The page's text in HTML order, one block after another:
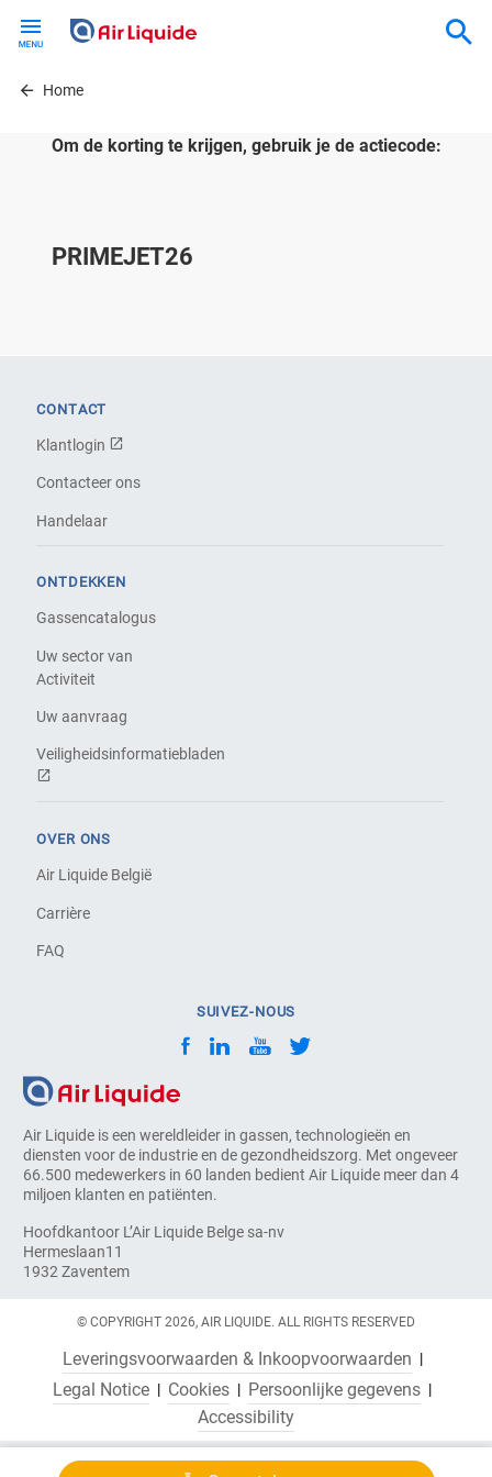
contentHome
Om de korting te krijgen, gebruik je de actiecode:
PRIMEJET26
Air Liquide is een wereldleider in gassen, technologieën en
diensten voor de industrie en de gezondheidszorg. Met ongeveer
66.500 medewerkers in 60 landen bedient Air Liquide meer dan 4
miljoen klanten en patiënten.
Hoofdkantoor L’Air Liquide Belge sa-nv
Hermeslaan11
1932 Zaventem
CONTACT
Klantlogin
Contacteer ons
Handelaar
ONTDEKKEN
Gassencatalogus
Uw sector van
Activiteit
Uw aanvraag
Veiligheidsinformatiebladen
OVER ONS
Air Liquide België
Carrière
FAQ
SUIVEZ-NOUS
© COPYRIGHT 2026, AIR LIQUIDE. ALL RIGHTS RESERVED
Leveringsvoorwaarden & Inkoopvoorwaarden
Legal Notice
Cookies
Persoonlijke gegevens
Accessibility